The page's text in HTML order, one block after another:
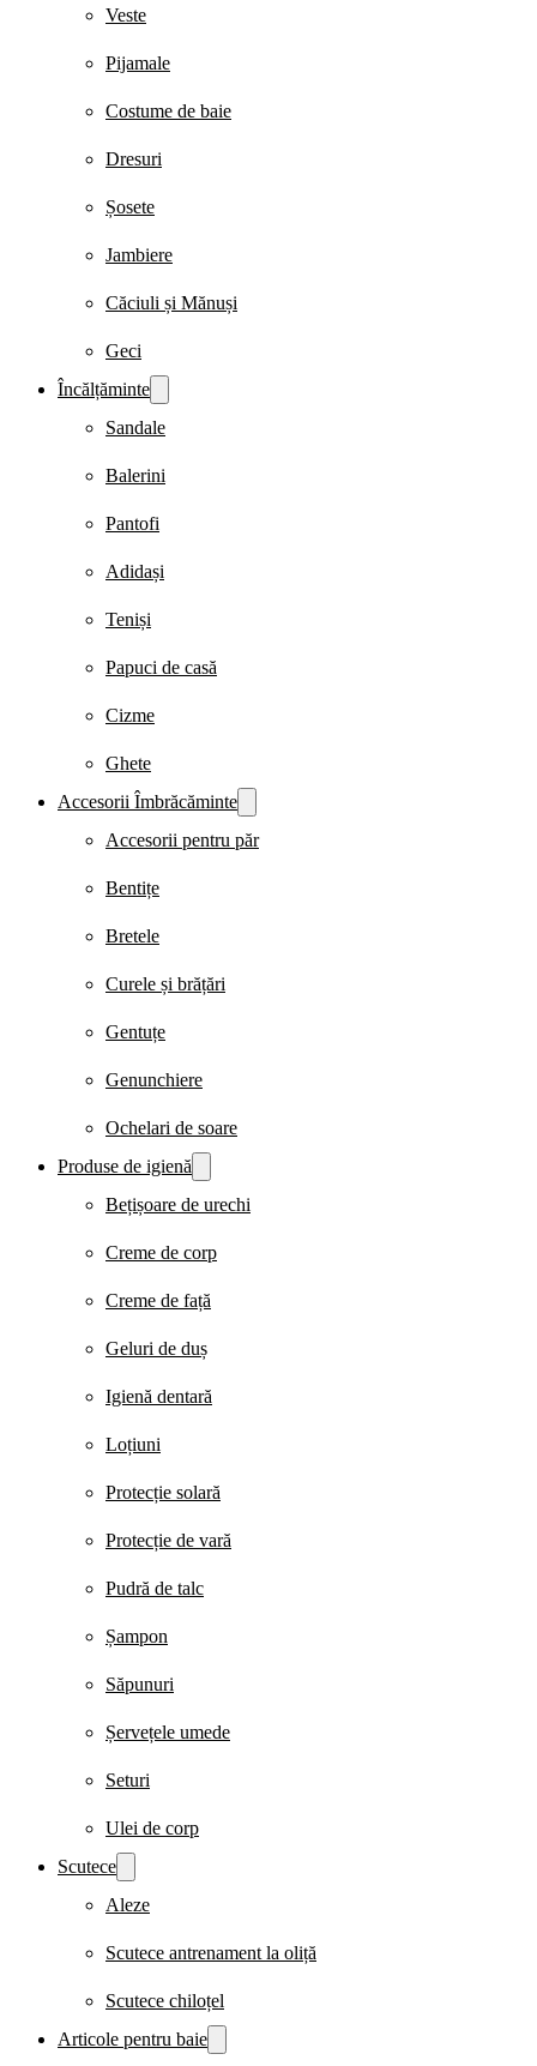
Veste
Pijamale
Costume de baie
Dresuri
Șosete
Jambiere
Căciuli și Mănuși
Geci
Încălțăminte
Sandale
Balerini
Pantofi
Adidași
Teniși
Papuci de casă
Cizme
Ghete
Accesorii Îmbrăcăminte
Accesorii pentru păr
Bentițe
Bretele
Curele și brățări
Gentuțe
Genunchiere
Ochelari de soare
Produse de igienă
Bețișoare de urechi
Creme de corp
Creme de față
Geluri de duș
Igienă dentară
Loțiuni
Protecție solară
Protecție de vară
Pudră de talc
Șampon
Săpunuri
Șervețele umede
Seturi
Ulei de corp
Scutece
Aleze
Scutece antrenament la oliță
Scutece chiloțel
Articole pentru baie